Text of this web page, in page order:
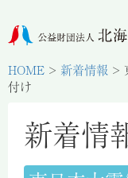
HOME > 新着情報 >
付け
新着情